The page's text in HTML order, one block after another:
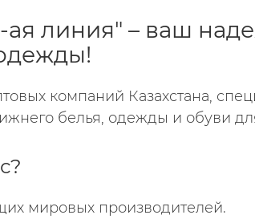
ая линия" – ваш
компаний Казахстана,
белья, одежды и обуви
мировых производителей.